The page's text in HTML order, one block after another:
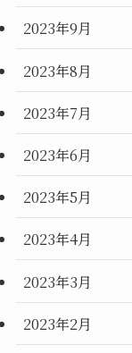
2023年9月
2023年8月
2023年7月
2023年6月
2023年5月
2023年4月
2023年3月
2023年2月